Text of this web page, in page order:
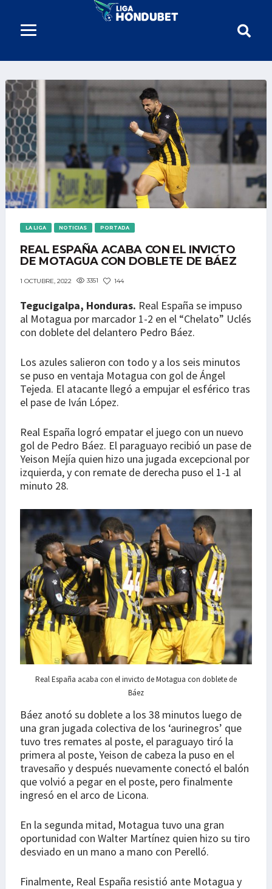
LA LIGA NOTICIAS PORTADA
REAL ESPAÑA ACABA CON EL INVICTO
DE MOTAGUA CON DOBLETE DE BÁEZ
1 OCTUBRE, 2022 3351 144
Tegucigalpa, Honduras. Real España se impuso
al Motagua por marcador 1-2 en el “Chelato” Uclés
con doblete del delantero Pedro Báez.
Los azules salieron con todo y a los seis minutos
se puso en ventaja Motagua con gol de Ángel
Tejeda. El atacante llegó a empujar el esférico tras
el pase de Iván López.
Real España logró empatar el juego con un nuevo
gol de Pedro Báez. El paraguayo recibió un pase de
Yeison Mejía quien hizo una jugada excepcional por
izquierda, y con remate de derecha puso el 1-1 al
minuto 28.
Real España acaba con el invicto de Motagua con doblete de
Báez
Báez anotó su doblete a los 38 minutos luego de
una gran jugada colectiva de los ‘aurinegros’ que
tuvo tres remates al poste, el paraguayo tiró la
primera al poste, Yeison de cabeza la puso en el
travesaño y después nuevamente conectó el balón
que volvió a pegar en el poste, pero finalmente
ingresó en el arco de Licona.
En la segunda mitad, Motagua tuvo una gran
oportunidad con Walter Martínez quien hizo su tiro
desviado en un mano a mano con Perelló.
Finalmente, Real España resistió ante Motagua y